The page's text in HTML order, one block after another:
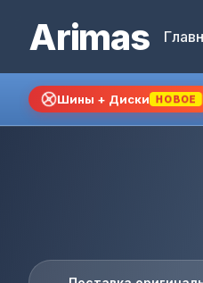
Arimas
Шины + Диски НОВОЕ